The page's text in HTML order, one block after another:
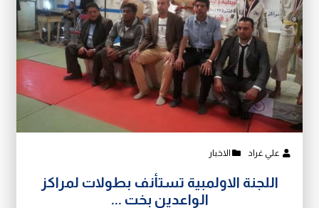
علي غراد الاخبار
اللجنة الاولمبية تستأنف بطولات لمراكز
الواعدين بخت ...